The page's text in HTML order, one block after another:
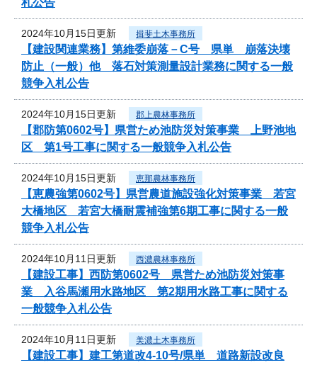
2024年10月15日更新 揖斐土木事務所
【建設関連業務】第維委崩落－C号 県単 崩落決壊
防止（一般）他 落石対策測量設計業務に関する一般
競争入札公告
2024年10月15日更新 郡上農林事務所
【郡防第0602号】県営ため池防災対策事業 上野池地
区 第1号工事に関する一般競争入札公告
2024年10月15日更新 恵那農林事務所
【恵農強第0602号】県営農道施設強化対策事業 若宮
大橋地区 若宮大橋耐震補強第6期工事に関する一般
競争入札公告
2024年10月11日更新 西濃農林事務所
【建設工事】西防第0602号 県営ため池防災対策事
業 入谷馬瀬用水路地区 第2期用水路工事に関する
一般競争入札公告
2024年10月11日更新 美濃土木事務所
【建設工事】建工第道改4-10号/県単 道路新設改良